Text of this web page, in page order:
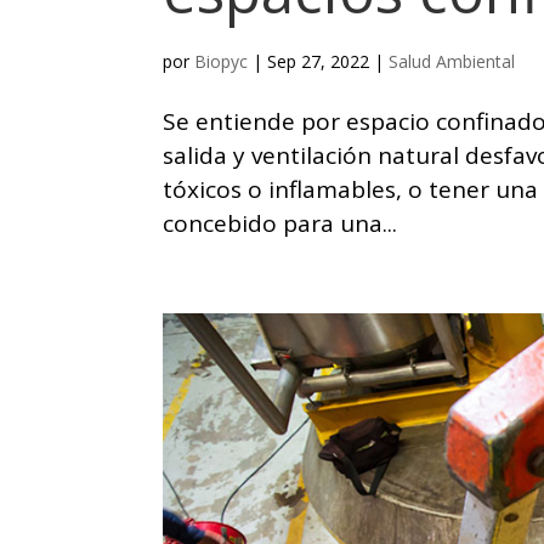
por Biopyc |Sep 27, 2022 | Salud Ambiental
Se entiende por espacio
salida y ventilación natural
tóxicos o inflamables, o tener
concebido para una...